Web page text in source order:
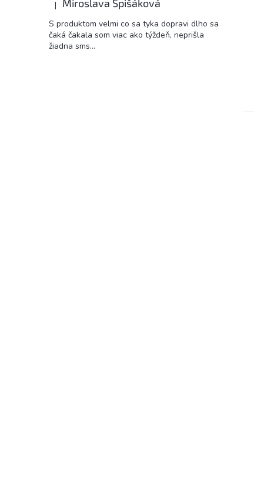
Hodnotenie produktu je 5 z 5 hviezdičiek.
| Miroslava Spišáková
S produktom velmi co sa tyka dopravi dlho sa
čaká čakala som viac ako týždeň, neprišla
žiadna sms...